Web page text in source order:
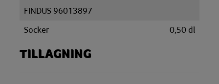
FINDUS 96013897
Socker 0,50 dl
TILLAGNING